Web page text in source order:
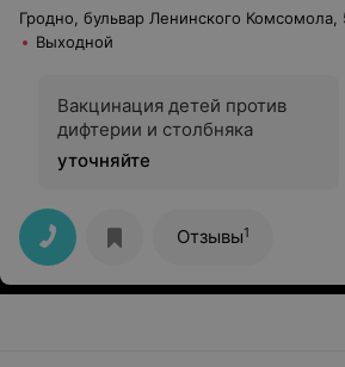
Гродно, бульвар Ленинского Комсомола,
Выходной
Вакцинация детей против
дифтерии и столбняка
уточняйте
Отзывы1